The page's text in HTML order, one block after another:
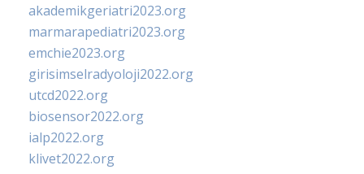
akademikgeriatri2023.org
marmarapediatri2023.org
emchie2023.org
girisimselradyoloji2022.org
utcd2022.org
biosensor2022.org
ialp2022.org
klivet2022.org